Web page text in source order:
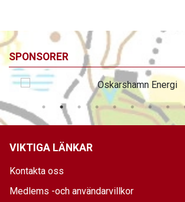
SPONSORER
VIKTIGA LÄNKAR
Kontakta oss
Medlems -och användarvillkor